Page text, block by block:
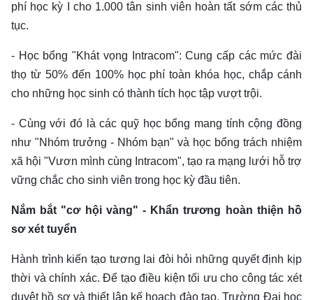
phí học kỳ I cho 1.000 tân sinh viên hoàn tất sớm các thủ
tục.
- Học bổng "Khát vọng Intracom": Cung cấp các mức đài
thọ từ 50% đến 100% học phí toàn khóa học, chắp cánh
cho những học sinh có thành tích học tập vượt trội.
- Cùng với đó là các quỹ học bổng mang tính cộng đồng
như "Nhóm trưởng - Nhóm bạn" và học bổng trách nhiệm
xã hội "Vươn mình cùng Intracom", tạo ra mạng lưới hỗ trợ
vững chắc cho sinh viên trong học kỳ đầu tiên.
Nắm bắt "cơ hội vàng" - Khẩn trương hoàn thiện hồ
sơ xét tuyển
Hành trình kiến tạo tương lai đòi hỏi những quyết định kịp
thời và chính xác. Để tạo điều kiện tối ưu cho công tác xét
duyệt hồ sơ và thiết lập kế hoạch đào tạo, Trường Đại học